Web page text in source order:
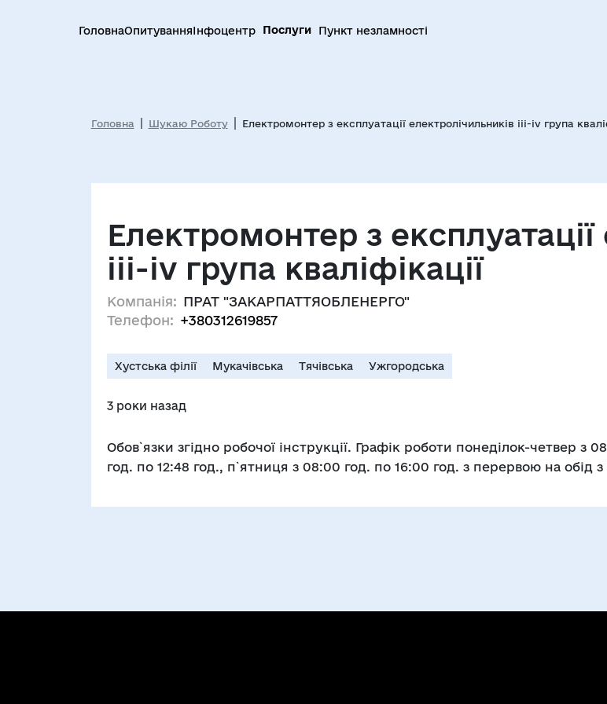
ГоловнаОпитуванняІнфоцентр Послуги Пункт незламності
Головна Шукаю Роботу Електромонтер з експлуатації електролічильників iii-iv група
Електромонтер з експлуатації
iii-iv група кваліфікації
Компанія: ПРАТ "ЗАКАРПАТТЯОБЛЕНЕРГО"
Телефон: +380312619857
Хустська філії Мукачівська Тячівська Ужгородська
3 роки назад
Обов`язки згідно робочої інструкції. Графік роботи понеділок-четвер з
год. по 12:48 год., п`ятниця з 08:00 год. по 16:00 год. з перервою на обід з